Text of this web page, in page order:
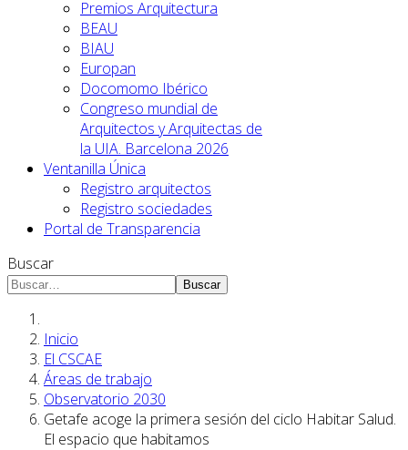
Premios Arquitectura
BEAU
BIAU
Europan
Docomomo Ibérico
Congreso mundial de
Arquitectos y Arquitectas de
la UIA. Barcelona 2026
Ventanilla Única
Registro arquitectos
Registro sociedades
Portal de Transparencia
Buscar
Buscar
Inicio
El CSCAE
Áreas de trabajo
Observatorio 2030
Getafe acoge la primera sesión del ciclo Habitar Salud.
El espacio que habitamos